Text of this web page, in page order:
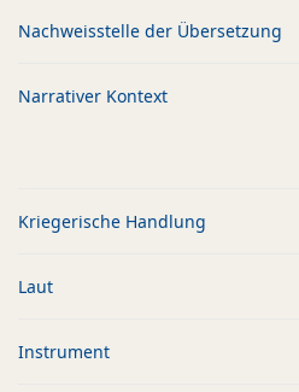
Nachweisstelle der Übersetzung
Narrativer Kontext
Kriegerische Handlung
Laut
Instrument